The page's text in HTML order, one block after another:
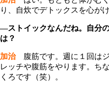
り、自炊でデトックスを心が
―ストイックなんだね。自分
は？
加治腹筋です。週に１回はジ
レッチや腹筋をやります。ち
くろです（笑）。